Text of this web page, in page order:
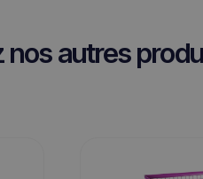
nos autres